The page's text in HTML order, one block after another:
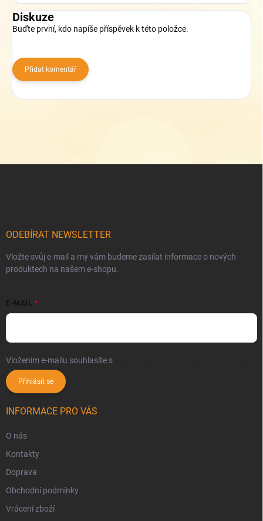
Diskuze
Buďte první, kdo napíše příspěvek k této položce.
Přidat komentář
ODEBÍRAT NEWSLETTER
Vložte svůj e-mail a my vám budeme zasílat informace o nových
produktech na našem e-shopu.
E-MAIL
Vložením e-mailu souhlasíte s
Přihlásit se
INFORMACE PRO VÁS
O nás
Kontakty
Doprava
Obchodní podmínky
Vrácení zboží